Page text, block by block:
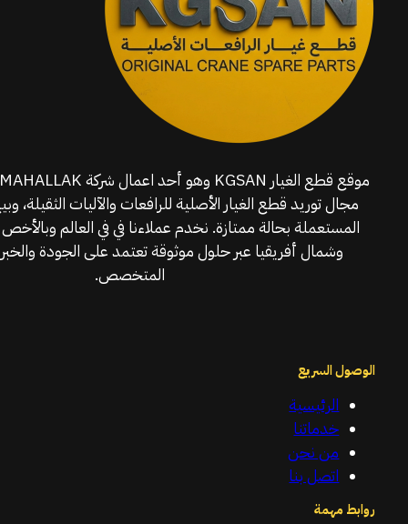
مجال توريد قطع الغيار الأصلية للرافعات والآليات الثقيلة،
المستعملة بحالة ممتازة. نخدم عملاءنا في في العالم
وشمال أفريقيا عبر حلول موثوقة تعتمد على الجودة
المتخصص.
الوصول السريع
الرئيسية
خدماتنا
من نحن
اتصل بنا
روابط مهمة